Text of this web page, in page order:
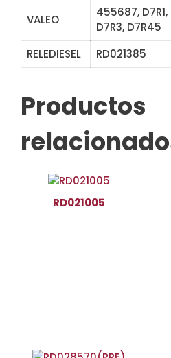
VALEO
455687, D7R1,
D7R3, D7R45
RELEDIESEL
RD021385
Productos
RD021005